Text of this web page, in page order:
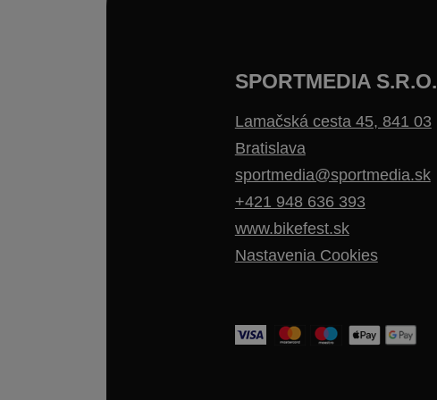
SPORTMEDIA S.R.O.
Lamačská cesta 45, 841 03
Bratislava
sportmedia@sportmedia.sk
+421 948 636 393
www.bikefest.sk
Nastavenia Cookies